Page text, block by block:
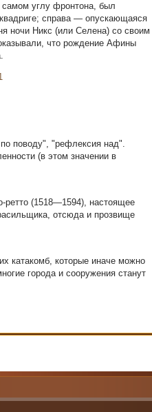
самом углу фронтона, был
справа — опускающаяся
ночи Никс (или Селена) со своим
что рождение Афины
поводу", "рефлексия над".
(в этом значении в
ретто (1518—1594), настоящее
отсюда и прозвище
катакомб, которые иначе можно
города и сооружения станут